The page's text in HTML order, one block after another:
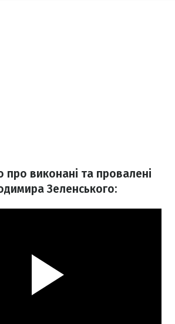
про виконані та провалені
Зеленського: